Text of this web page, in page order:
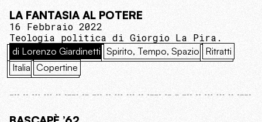
LA FANTASIA AL POTERE
16 Febbraio 2022
Teologia politica di Giorgio La Pira.
di Lorenzo Giardinetti Spirito, Tempo, Spazio Ritratti
Italia Copertine